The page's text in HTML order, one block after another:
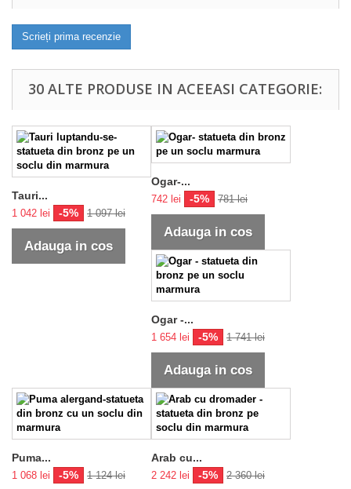
Scrieți prima recenzie
30 ALTE PRODUSE IN ACEEASI CATEGORIE:
Tauri...
1 042 lei -5% 1 097 lei
Adauga in cos
Ogar-...
742 lei -5% 781 lei
Adauga in cos
Ogar -...
1 654 lei -5% 1 741 lei
Adauga in cos
Puma...
1 068 lei -5% 1 124 lei
Arab cu...
2 242 lei -5% 2 360 lei